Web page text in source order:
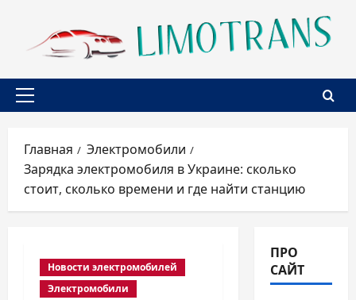
содержимому
Основное
Главная
Электромобили
Зарядка электромобиля в Украине: сколько
стоит, сколько времени и где найти станцию
Новости электромобилей
Электромобили
ПРО
САЙТ